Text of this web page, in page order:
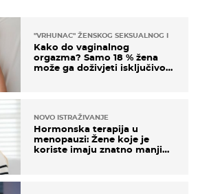
"VRHUNAC" ŽENSKOG SEKSUALNOG ISKUSTVA
Kako do vaginalnog
orgazma? Samo 18 % žena
može ga doživjeti isključivo
NOVO ISTRAŽIVANJE
Hormonska terapija u
menopauzi: Žene koje je
koriste imaju znatno manji